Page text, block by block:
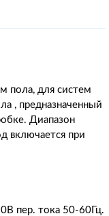
пола, для систем
, предназначенный
Диапазон
включается при
пер. тока 50-60Гц.